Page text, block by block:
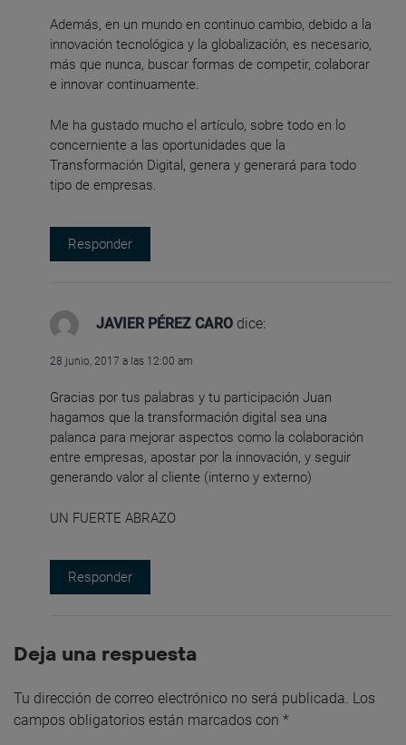
Además, en un mundo en continuo cambio, debido a la
innovación tecnológica y la globalización, es necesario,
más que nunca, buscar formas de competir, colaborar
e innovar continuamente.
Me ha gustado mucho el artículo, sobre todo en lo
concerniente a las oportunidades que la
Transformación Digital, genera y generará para todo
tipo de empresas.
Responder
JAVIER PÉREZ CARO dice:
28 junio, 2017 a las 12:00 am
Gracias por tus palabras y tu participación Juan
hagamos que la transformación digital sea una
palanca para mejorar aspectos como la colaboración
entre empresas, apostar por la innovación, y seguir
generando valor al cliente (interno y externo)
UN FUERTE ABRAZO
Responder
Deja una respuesta
Tu dirección de correo electrónico no será publicada. Los
campos obligatorios están marcados con *